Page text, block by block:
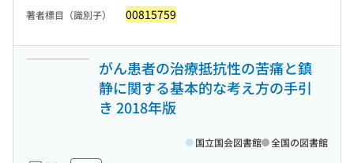
著者標目（識別子） 00815759
がん患者の治療抵抗性の苦痛と鎮
静に関する基本的な考え方の手引
き 2018年版
国立国会図書館 全国の図書館